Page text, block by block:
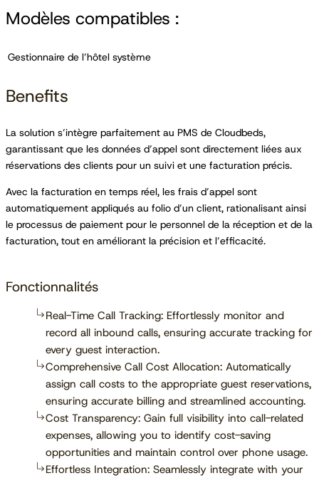
Modèles compatibles :
Gestionnaire de l’hôtel système
Benefits
La solution s’intègre parfaitement au PMS de Cloudbeds,
garantissant que les données d’appel sont directement liées aux
réservations des clients pour un suivi et une facturation précis.
Avec la facturation en temps réel, les frais d’appel sont
automatiquement appliqués au folio d’un client, rationalisant ainsi
le processus de paiement pour le personnel de la réception et de la
facturation, tout en améliorant la précision et l’efficacité.
Fonctionnalités
Real-Time Call Tracking: Effortlessly monitor and
record all inbound calls, ensuring accurate tracking for
every guest interaction.
Comprehensive Call Cost Allocation: Automatically
assign call costs to the appropriate guest reservations,
ensuring accurate billing and streamlined accounting.
Cost Transparency: Gain full visibility into call-related
expenses, allowing you to identify cost-saving
opportunities and maintain control over phone usage.
Effortless Integration: Seamlessly integrate with your